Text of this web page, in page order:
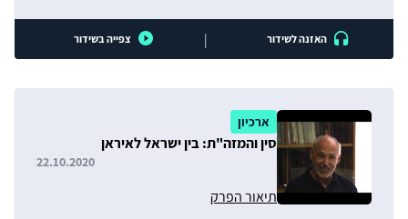
האזנה לשידור | צפייה בשידור
ארכיון
סין והמזה"ת: בין ישראל לאיראן
תיאור הפרק
22.10.2020